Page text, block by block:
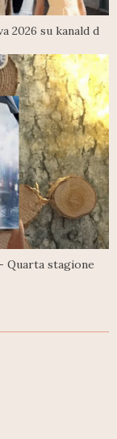
2026 su kanald d
Quarta stagione